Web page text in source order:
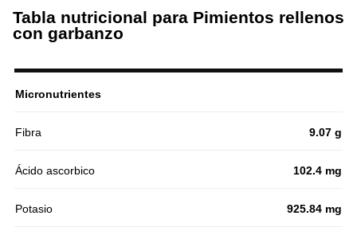
Tabla nutricional para Pimientos rellenos
con garbanzo
Micronutrientes
Fibra 9.07 g
Ácido ascorbico 102.4 mg
Potasio 925.84 mg